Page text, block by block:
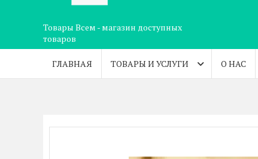
Товары Всем - магазин доступных
товаров
ГЛАВНАЯ ТОВАРЫ И УСЛУГИ О НАС